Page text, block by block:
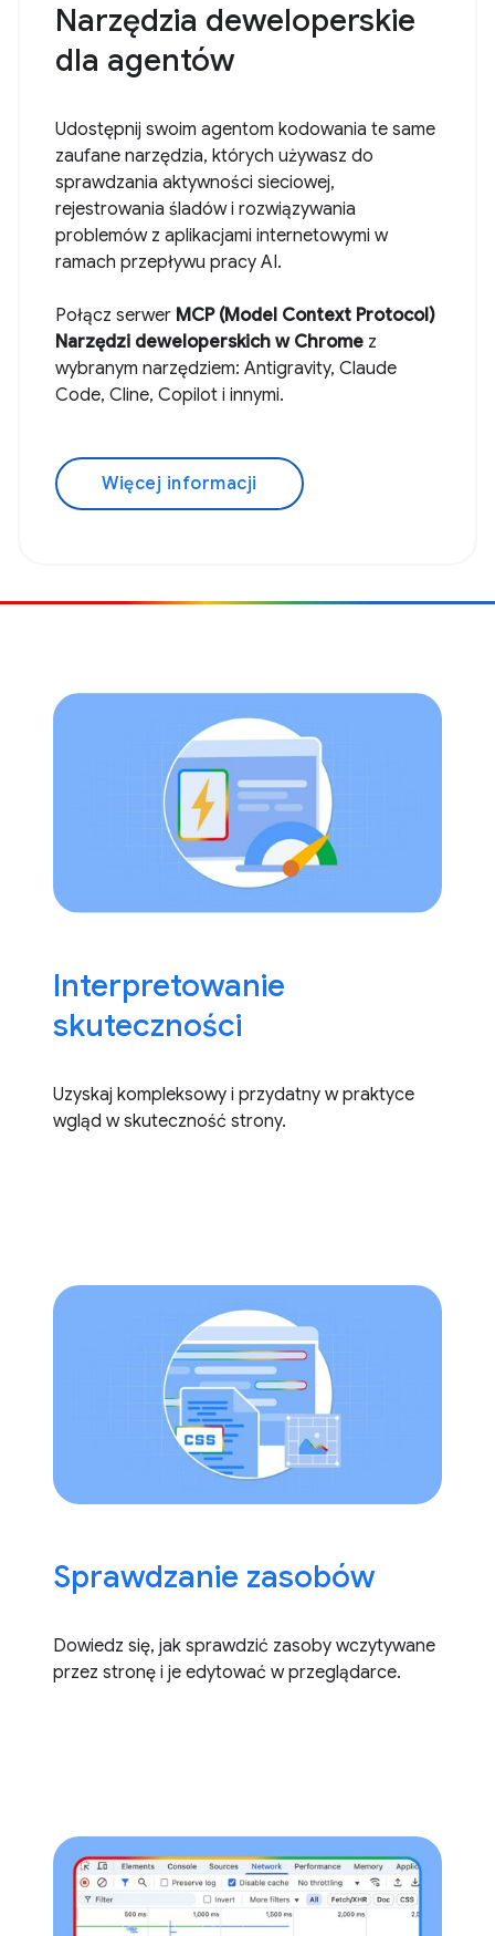
Narzędzia deweloperskie
dla agentów
Udostępnij swoim agentom kodowania te same
zaufane narzędzia, których używasz do
sprawdzania aktywności sieciowej,
rejestrowania śladów i rozwiązywania
problemów z aplikacjami internetowymi w
ramach przepływu pracy AI.
Połącz serwer MCP (Model Context Protocol)
Narzędzi deweloperskich w Chrome z
wybranym narzędziem: Antigravity, Claude
Code, Cline, Copilot i innymi.
Więcej informacji
Interpretowanie
skuteczności
Uzyskaj kompleksowy i przydatny w praktyce
wgląd w skuteczność strony.
Sprawdzanie zasobów
Dowiedz się, jak sprawdzić zasoby wczytywane
przez stronę i je edytować w przeglądarce.